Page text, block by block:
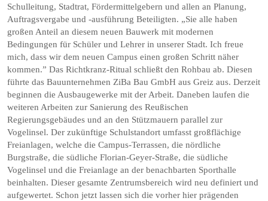
Schulleitung, Stadtrat, Fördermittelgebern und allen an Planung,
Auftragsvergabe und -ausführung Beteiligten. „Sie alle haben
großen Anteil an diesem neuen Bauwerk mit modernen
Bedingungen für Schüler und Lehrer in unserer Stadt. Ich freue
mich, dass wir dem neuen Campus einen großen Schritt näher
kommen.” Das Richtkranz-Ritual schließt den Rohbau ab. Diesen
führte das Bauunternehmen ZiBa Bau GmbH aus Greiz aus. Derzeit
beginnen die Ausbaugewerke mit der Arbeit. Daneben laufen die
weiteren Arbeiten zur Sanierung des Reußischen
Regierungsgebäudes und an den Stützmauern parallel zur
Vogelinsel. Der zukünftige Schulstandort umfasst großflächige
Freianlagen, welche die Campus-Terrassen, die nördliche
Burgstraße, die südliche Florian-Geyer-Straße, die südliche
Vogelinsel und die Freianlage an der benachbarten Sporthalle
beinhalten. Dieser gesamte Zentrumsbereich wird neu definiert und
aufgewertet. Schon jetzt lassen sich die vorher hier prägenden